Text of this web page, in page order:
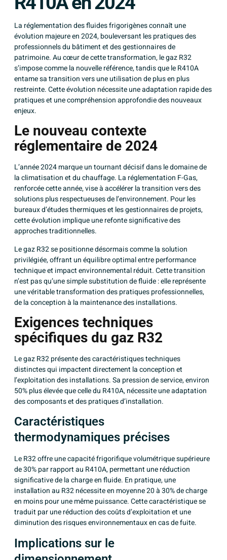
La réglementation desfluides frigorigènesconnaît une
évolution majeure en 2024, bouleversant les pratiques des
professionnels du bâtiment et des gestionnaires de
patrimoine. Au cœur de cette transformation, le gaz R32
s’impose comme la nouvelle référence, tandis que le R410A
entame sa transition vers une utilisation de plus en plus
restreinte. Cette évolution nécessite une adaptation rapide des
pratiques et une compréhension approfondie des nouveaux
enjeux.
Le nouveau contexte
réglementaire de 2024
L’année 2024 marque un tournant décisif dans le domaine de
la climatisation et du chauffage. La réglementation F-Gas,
renforcée cette année, vise à accélérer la transition vers des
solutions plus respectueuses de l’environnement. Pour les
bureaux d’études thermiques et les gestionnaires de projets,
cette évolution implique une refonte significative des
approches traditionnelles.
Le gaz R32 se positionne désormais comme la solution
privilégiée, offrant un équilibre optimal entre performance
technique et impact environnemental réduit. Cette transition
n’est pas qu’une simple substitution de fluide : elle représente
une véritable transformation des pratiques professionnelles,
de la conception à la maintenance des installations.
Exigences techniques
spécifiques du gaz R32
Le gaz R32 présente des caractéristiques techniques
distinctes qui impactent directement la conception et
l’exploitation des installations. Sa pression de service, environ
50% plus élevée que celle du R410A, nécessite une adaptation
des composants et des pratiques d’installation.
Caractéristiques
thermodynamiques précises
Le R32 offre une capacité frigorifique volumétrique supérieure
de 30% par rapport au R410A, permettant une réduction
significative de la charge en fluide. En pratique, une
installation au R32 nécessite en moyenne 20 à 30% de charge
en moins pour une même puissance. Cette caractéristique se
traduit par une réduction des coûts d’exploitation et une
diminution des risques environnementaux en cas de fuite.
Implications sur le